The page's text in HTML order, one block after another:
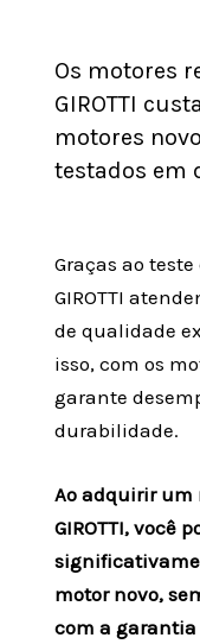
Os motores
GIROTTI
motores
testados em
Graças ao
GIROTTI
de qualidade
isso, com os
garante
durabilidade.
Ao adquirir
GIROTTI, você
motor novo,
com a garantia